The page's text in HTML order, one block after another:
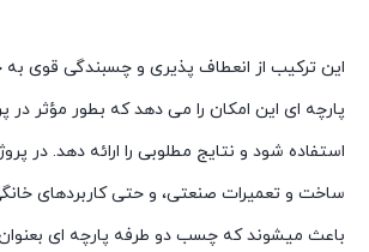
این ترکیب از انعطاف پذیری و چسبندگی قوی
پارچه ای این امکان را می دهد که بطور مؤثر در
استفاده شود و نتایج مطلوبی را ارائه دهد. در
ساخت و تعمیرات صنعتی، و حتی کاربردهای
باعث میشوند که چسب دو طرفه پارچه ای بعنوان